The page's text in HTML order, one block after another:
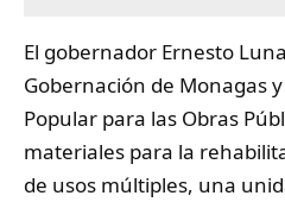
El gobernador Ernesto
Gobernación de Monagas
Popular para las Obras
materiales para la
de usos múltiples, una